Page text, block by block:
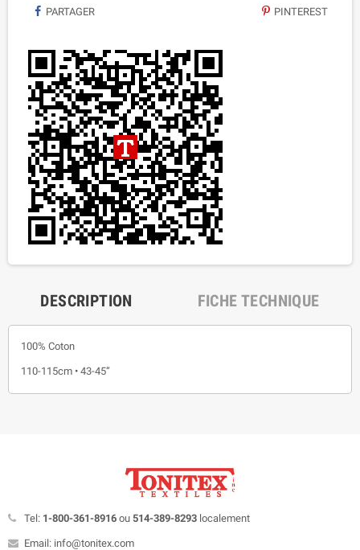
PARTAGER PINTEREST
DESCRIPTION FICHE TECHNIQUE
100% Coton
110-115cm • 43-45”
Tel: 1-800-361-8916 ou 514-389-8293 localement
Email: info@tonitex.com